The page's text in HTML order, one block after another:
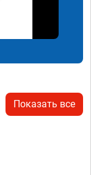
Показать все